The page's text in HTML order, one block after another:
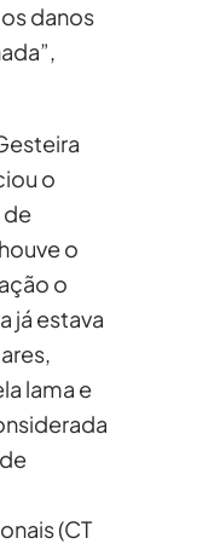
danos
o
de
o
o
já estava
lama e
(CT